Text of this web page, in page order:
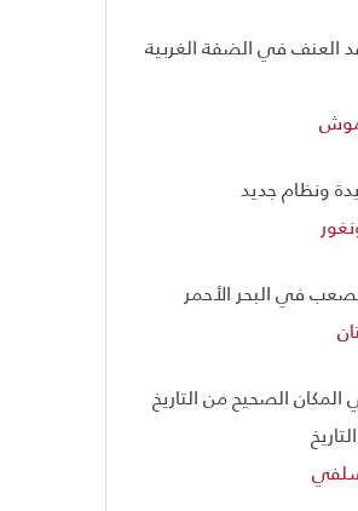
العنف في الضفة الغربية
ونظام جديد
في البحر الأحمر
الصحيح من التاريخ
سلفي